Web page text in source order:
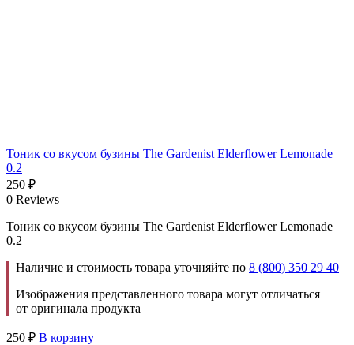
Тоник со вкусом бузины The Gardenist Elderflower Lemonade
0.2
250 ₽
0 Reviews
Тоник со вкусом бузины The Gardenist Elderflower Lemonade
0.2
Наличие и стоимость товара уточняйте по 8 (800) 350 29 40
Изображения представленного товара могут отличаться
от оригинала продукта
250 ₽ В корзину